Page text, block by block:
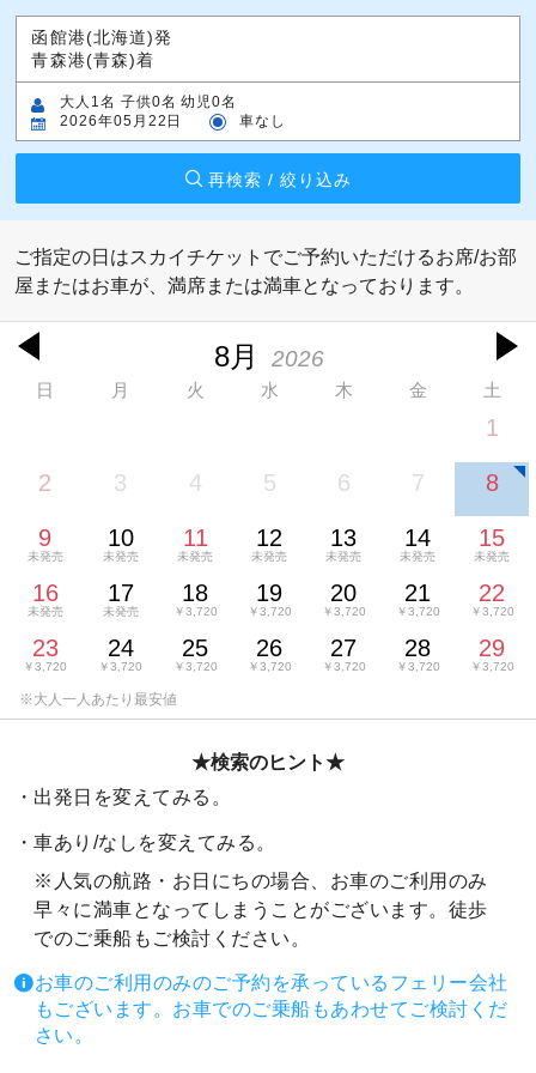
函館港(北海道)発
青森港(青森)着
大人1名 子供0名 幼児0名
2026年05月22日
車なし
再検索 / 絞り込み
ご指定の日はスカイチケットでご予約いただけるお席/お部
屋またはお車が、満席または満車となっております。
8月 2026
日 月 火 水 木 金 土
1
2 3 4 5 6 7 8
9
未発売
10
未発売
11
未発売
12
未発売
13
未発売
14
未発売
15
未発売
16
未発売
17
未発売
18
￥3,720
19
￥3,720
20
￥3,720
21
￥3,720
22
￥3,720
23
￥3,720
24
￥3,720
25
￥3,720
26
￥3,720
27
￥3,720
28
￥3,720
29
￥3,720
★検索のヒント★
出発日を変えてみる。
車あり/なしを変えてみる。
※人気の航路・お日にちの場合、お車のご利用のみ
早々に満車となってしまうことがございます。徒歩
でのご乗船もご検討ください。
お車のご利用のみのご予約を承っているフェリー会社
もございます。お車でのご乗船もあわせてご検討くだ
さい。